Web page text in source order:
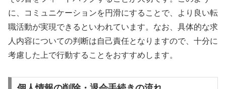
に、コミュニケーションを円滑にすることで、より良い転
職活動が実現できるといわれています。なお、具体的な求
人内容についての判断は自己責任となりますので、十分に
考慮した上で行動することをおすすめします。